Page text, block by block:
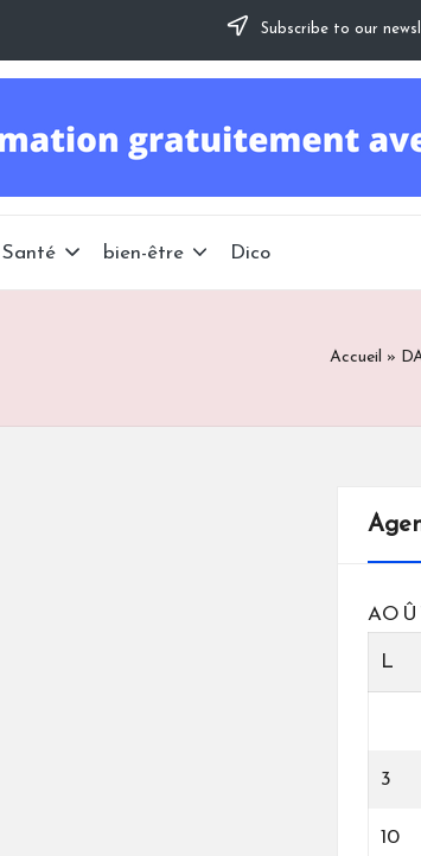
Subscribe to our
Santé bien-être Dico
Accueil »
L
3
10